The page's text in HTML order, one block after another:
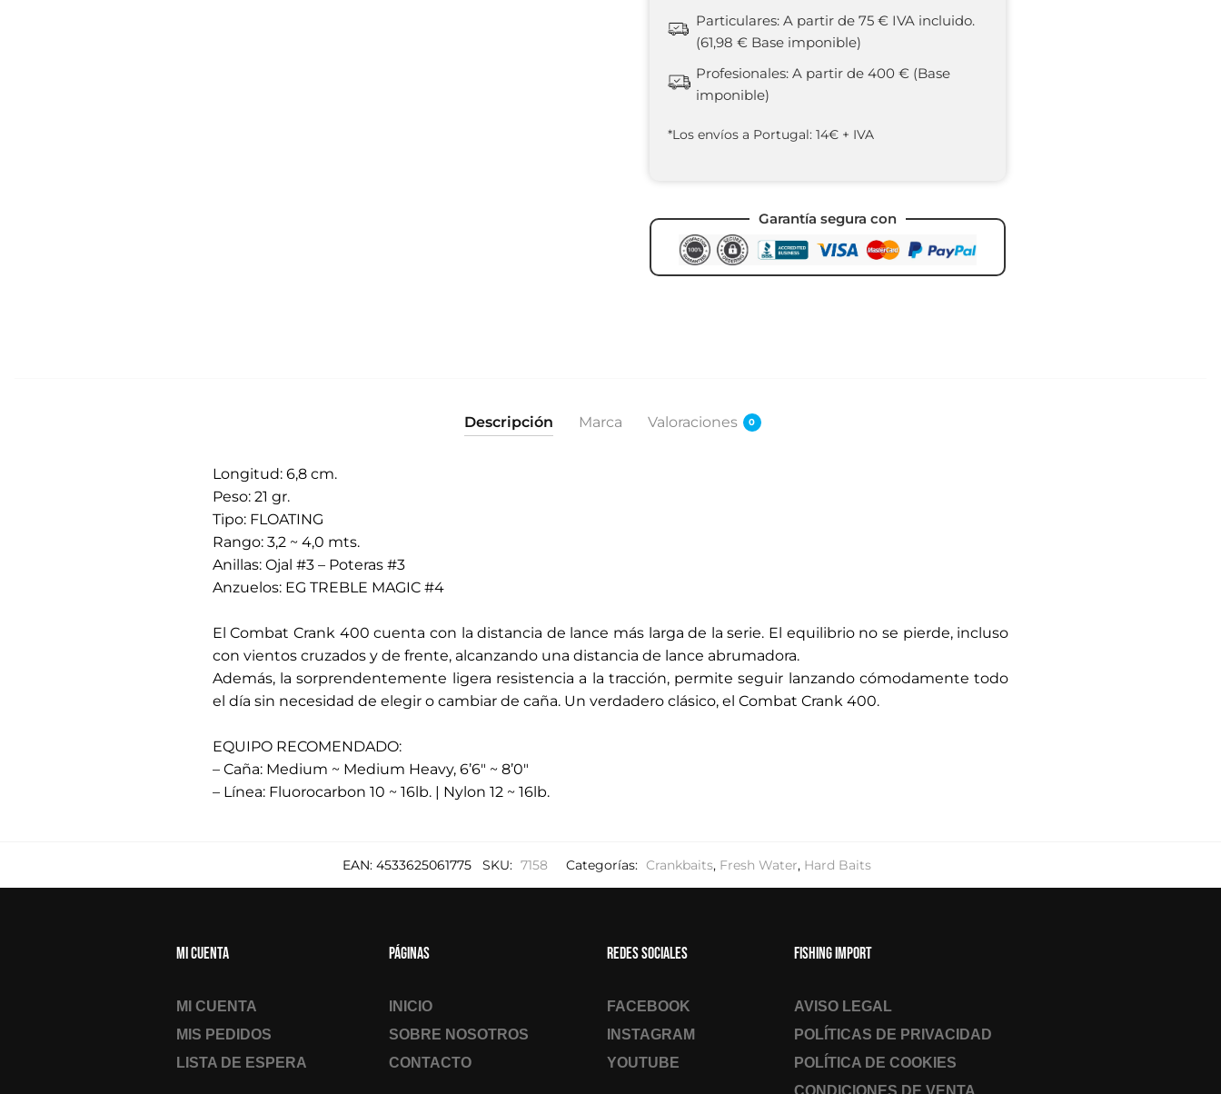
Particulares: A partir de 75 € IVA incluido.
(61,98 € Base imponible)
Profesionales: A partir de 400 € (Base
imponible)
*Los envíos a Portugal: 14€ + IVA
Garantía segura con
Descripción Marca Valoraciones 0
Longitud: 6,8 cm.
Peso: 21 gr.
Tipo: FLOATING
Rango: 3,2 ~ 4,0 mts.
Anillas: Ojal #3 – Poteras #3
Anzuelos: EG TREBLE MAGIC #4
El Combat Crank 400 cuenta con la distancia de lance más larga de la serie. El equilibrio no se pierde, incluso
con vientos cruzados y de frente, alcanzando una distancia de lance abrumadora.
Además, la sorprendentemente ligera resistencia a la tracción, permite seguir lanzando cómodamente todo
el día sin necesidad de elegir o cambiar de caña. Un verdadero clásico, el Combat Crank 400.
EQUIPO RECOMENDADO:
– Caña: Medium ~ Medium Heavy, 6’6″ ~ 8’0″
– Línea: Fluorocarbon 10 ~ 16lb. | Nylon 12 ~ 16lb.
EAN: 4533625061775 SKU: 7158 Categorías: Crankbaits, Fresh Water, Hard Baits
Mi cuenta
MI CUENTA
MIS PEDIDOS
LISTA DE ESPERA
Páginas
INICIO
SOBRE NOSOTROS
CONTACTO
Redes sociales
FACEBOOK
INSTAGRAM
YOUTUBE
Fishing Import
AVISO LEGAL
POLÍTICAS DE PRIVACIDAD
POLÍTICA DE COOKIES
CONDICIONES DE VENTA